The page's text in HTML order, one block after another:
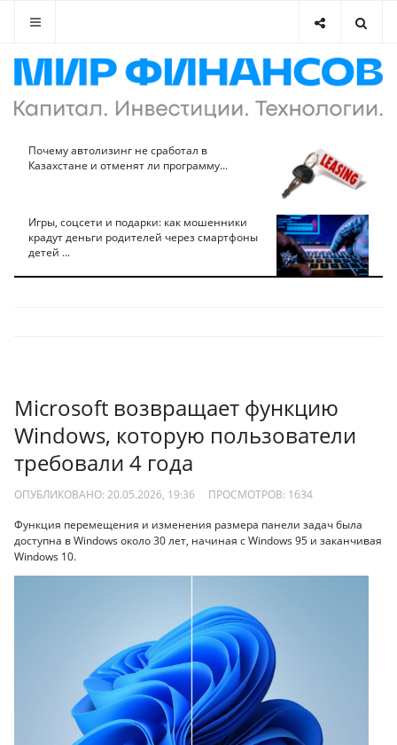
Почему автолизинг не сработал в
Казахстане и отменят ли программу...
Игры, соцсети и подарки: как мошенники
крадут деньги родителей через смартфоны
детей ...
Microsoft возвращает функцию
Windows, которую пользователи
требовали 4 года
ОПУБЛИКОВАНО: 20.05.2026, 19:36 ПРОСМОТРОВ: 1634
Функция перемещения и изменения размера панели задач была
доступна в Windows около 30 лет, начиная с Windows 95 и заканчивая
Windows 10.